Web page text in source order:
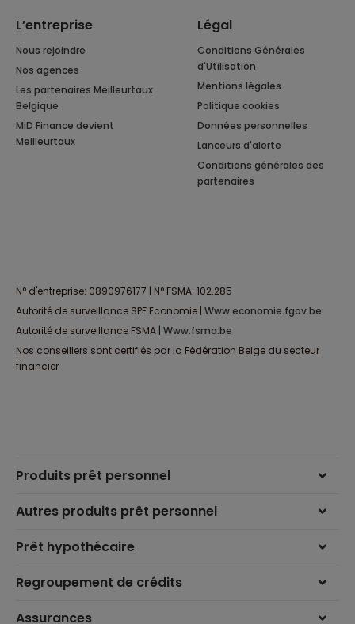
L’entreprise
Nous rejoindre
Nos agences
Les partenaires Meilleurtaux
Belgique
MiD Finance devient
Meilleurtaux
Légal
Conditions Générales
d'Utilisation
Mentions légales
Politique cookies
Données personnelles
Lanceurs d'alerte
Conditions générales des
partenaires
N° d'entreprise: 0890976177 | N° FSMA: 102.285
Autorité de surveillance SPF Economie |
www.economie.fgov.be
Autorité de surveillance FSMA |
www.fsma.be
Nos conseillers sont certifiés par la Fédération Belge du secteur
financier
Produits prêt personnel
Autres produits prêt personnel
Prêt hypothécaire
Regroupement de crédits
Assurances